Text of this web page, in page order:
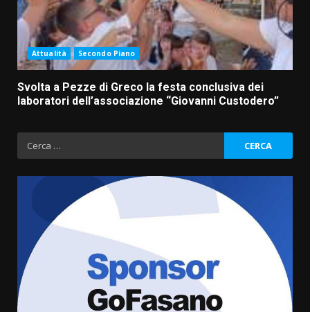
Attualità Secondo Piano
Svolta a Pezze di Greco la festa conclusiva dei
laboratori dell’associazione “Giovanni Custodero”
Ricerca
per:
La Banda Città di Fasano apre
ufficialmente la Festa di